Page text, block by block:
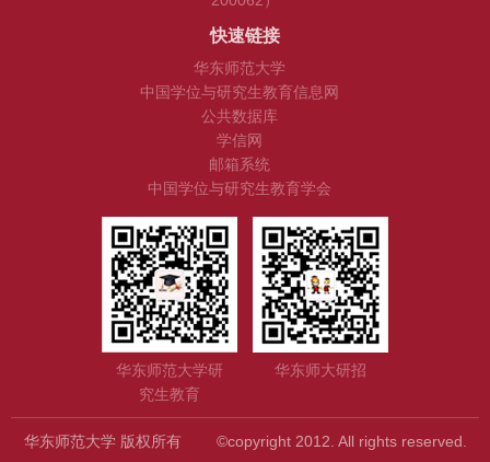
快速链接
华东师范大学
中国学位与研究生教育信息网
公共数据库
学信网
邮箱系统
中国学位与研究生教育学会
华东师范大学研
究生教育
华东师大研招
华东师范大学 版权所有 ©copyright 2012. All rights reserved.